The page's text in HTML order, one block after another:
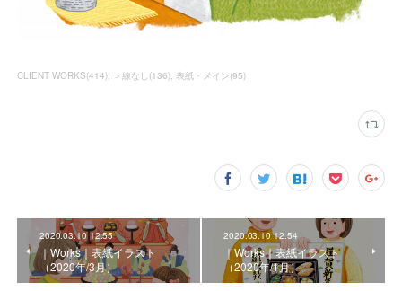
CLIENT WORKS(414) ＞線なし (136) 表紙・メイン(95)
2020.03.10 12:55
｜Works｜表紙イラスト
（2020年/3月）
2020.03.10 12:54
｜Works｜表紙イラスト
（2020年/1月）